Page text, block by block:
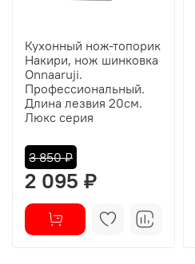
Кухонный нож-топорик
Накири, нож шинковка
Onnaaruji.
Профессиональный.
Длина лезвия 20см.
Люкс серия
3 850 ₽
2 095 ₽